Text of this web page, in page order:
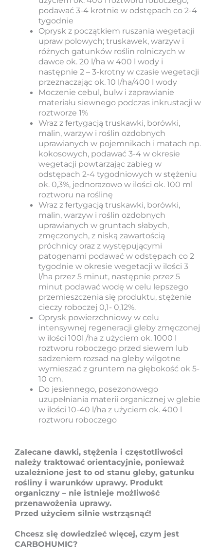
podawać 3-4 krotnie w odstępach co 2-4
tygodnie
Oprysk z początkiem ruszania wegetacji
upraw polowych; truskawek, warzyw i
różnych gatunków roślin rolniczych w
dawce ok. 20 l/ha w 400 l wody i
następnie 2 – 3-krotny w czasie wegetacji
przeznaczając ok. 10 l/ha/400 l wody
Moczenie cebul, bulw i zaprawianie
materiału siewnego podczas inkrustacji w
roztworze 1%
Wraz z fertygacją truskawki, borówki,
malin, warzyw i roślin ozdobnych
uprawianych w pojemnikach i matach np.
kokosowych, podawać 3-4 w okresie
wegetacji powtarzając zabieg w
odstępach 2-4 tygodniowych w stężeniu
ok. 0,3%, jednorazowo w ilości ok. 100 ml
roztworu na roślinę
Wraz z fertygacją truskawki, borówki,
malin, warzyw i roślin ozdobnych
uprawianych w gruntach słabych,
zmęczonych, z niską zawartością
próchnicy oraz z występującymi
patogenami podawać w odstępach co 2
tygodnie w okresie wegetacji w ilości 3
l/ha przez 5 minut, następnie przez 5
minut podawać wodę w celu lepszego
przemieszczenia się produktu, stężenie
cieczy roboczej 0,1- 0,12%.
Oprysk powierzchniowy w celu
intensywnej regeneracji gleby zmęczonej
w ilości 100l /ha z użyciem ok. 1000 l
roztworu roboczego przed siewem lub
sadzeniem rozsad na gleby wilgotne
wymieszać z gruntem na głębokość ok 5-
10 cm.
Do jesiennego, posezonowego
uzupełniania materii organicznej w glebie
w ilości 10-40 l/ha z użyciem ok. 400 l
roztworu roboczego
Zalecane dawki, stężenia i częstotliwości
należy traktować orientacyjnie, ponieważ
uzależnione jest to od stanu gleby, gatunku
rośliny i warunków uprawy. Produkt
organiczny – nie istnieje możliwość
przenawożenia uprawy.
Przed użyciem silnie wstrząsnąć!
Chcesz się dowiedzieć więcej, czym jest
CARBOHUMIC?